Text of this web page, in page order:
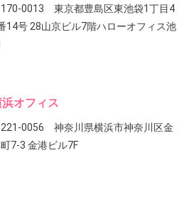
170-0013 東京都豊島区東池袋1丁目4
14号 28山京ビル7階ハローオフィス池
オフィス
221-0056 神奈川県横浜市神奈川区金
7-3 金港ビル7F